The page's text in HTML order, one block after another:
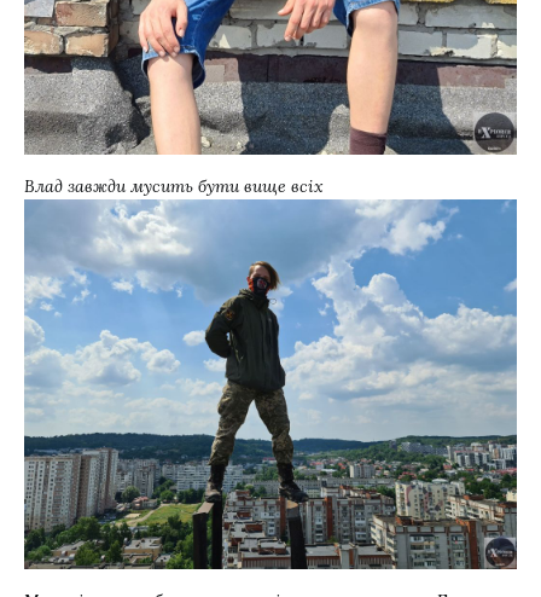
Влад завжди мусить бути вище всіх